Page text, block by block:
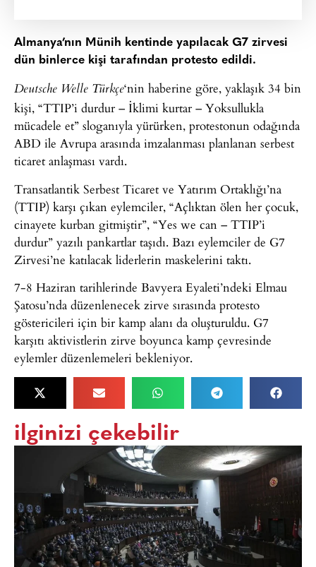
Almanya’nın Münih kentinde yapılacak G7 zirvesi
dün binlerce kişi tarafından protesto edildi.
Deutsche Welle Türkçe‘nin haberine göre, yaklaşık 34 bin
kişi, “TTIP’i durdur – İklimi kurtar – Yoksullukla
mücadele et” sloganıyla yürürken, protestonun odağında
ABD ile Avrupa arasında imzalanması planlanan serbest
ticaret anlaşması vardı.
Transatlantik Serbest Ticaret ve Yatırım Ortaklığı’na
(TTIP) karşı çıkan eylemciler, “Açlıktan ölen her çocuk,
cinayete kurban gitmiştir”, “Yes we can – TTIP’i
durdur” yazılı pankartlar taşıdı. Bazı eylemciler de G7
Zirvesi’ne katılacak liderlerin maskelerini taktı.
7-8 Haziran tarihlerinde Bavyera Eyaleti’ndeki Elmau
Şatosu’nda düzenlenecek zirve sırasında protesto
göstericileri için bir kamp alanı da oluşturuldu. G7
karşıtı aktivistlerin zirve boyunca kamp çevresinde
eylemler düzenlemeleri bekleniyor.
ilginizi çekebilir